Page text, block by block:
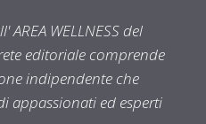
WELLNESS del
editoriale comprende
indipendente che
appassionati ed esperti